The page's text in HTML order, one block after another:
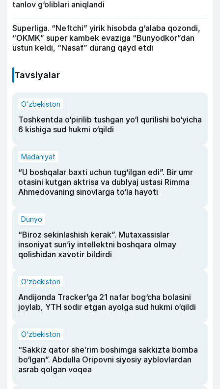
tanlov g‘oliblari aniqlandi
Superliga. “Neftchi” yirik hisobda g‘alaba qozondi,
“OKMK” super kambek evaziga “Bunyodkor”dan
ustun keldi, “Nasaf” durang qayd etdi
Tavsiyalar
O‘zbekiston
Toshkentda o‘pirilib tushgan yo‘l qurilishi bo‘yicha
6 kishiga sud hukmi o‘qildi
Madaniyat
“U boshqalar baxti uchun tug‘ilgan edi”. Bir umr
otasini kutgan aktrisa va dublyaj ustasi Rimma
Ahmedovaning sinovlarga to‘la hayoti
Dunyo
“Biroz sekinlashish kerak”. Mutaxassislar
insoniyat sun’iy intellektni boshqara olmay
qolishidan xavotir bildirdi
O‘zbekiston
Andijonda Tracker’ga 21 nafar bog‘cha bolasini
joylab, YTH sodir etgan ayolga sud hukmi o‘qildi
O‘zbekiston
“Sakkiz qator she’rim boshimga sakkizta bomba
bo‘lgan”. Abdulla Oripovni siyosiy ayblovlardan
asrab qolgan voqea